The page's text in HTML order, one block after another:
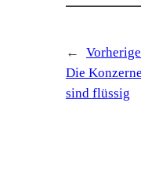
←
Die Konzerne
sind flüssig